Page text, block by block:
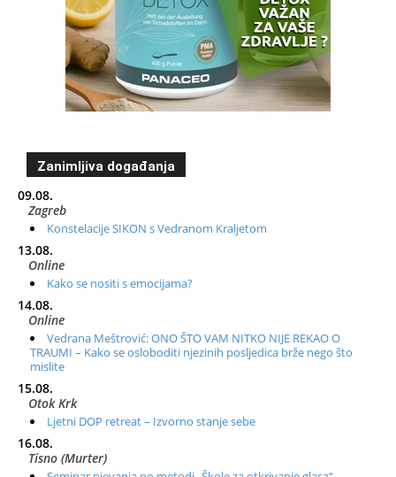
Zanimljiva događanja
09.08.
Zagreb
Konstelacije SIKON s Vedranom Kraljetom
13.08.
Online
Kako se nositi s emocijama?
14.08.
Online
Vedrana Meštrović: ONO ŠTO VAM NITKO NIJE REKAO O
TRAUMI – Kako se osloboditi njezinih posljedica brže nego što
mislite
15.08.
Otok Krk
Ljetni DOP retreat – Izvorno stanje sebe
16.08.
Tisno (Murter)